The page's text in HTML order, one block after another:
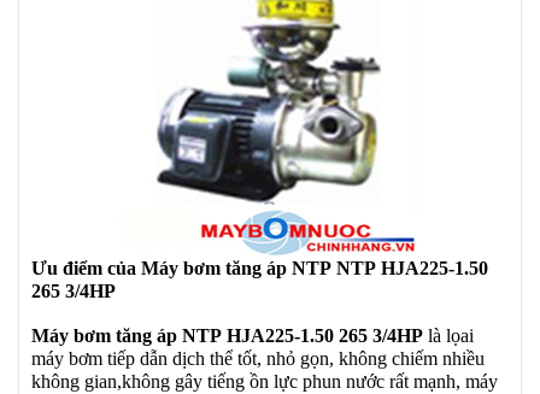
Ưu điểm của Máy bơm tăng áp NTP NTP HJA225-1.50
265 3/4HP
Máy bơm tăng áp NTP HJA225-1.50 265 3/4HP là lọai
máy bơm tiếp dẫn dịch thể tốt, nhỏ gọn, không chiếm nhiều
không gian,không gây tiếng ồn lực phun nước rất mạnh, máy